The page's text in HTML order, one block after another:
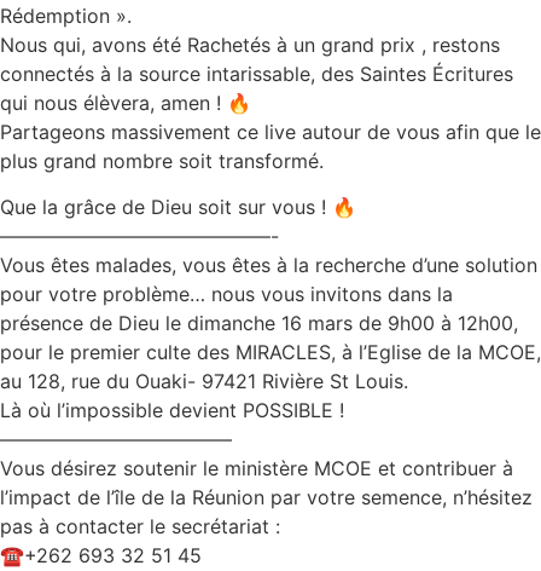
Rédemption ».
Nous qui, avons été Rachetés à un grand prix , restons
connectés à la source intarissable, des Saintes Écritures
qui nous élèvera, amen ! 🔥
Partageons massivement ce live autour de vous afin que le
plus grand nombre soit transformé.
Que la grâce de Dieu soit sur vous ! 🔥
——————————————-
Vous êtes malades, vous êtes à la recherche d’une solution
pour votre problème… nous vous invitons dans la
présence de Dieu le dimanche 16 mars de 9h00 à 12h00,
pour le premier culte des MIRACLES, à l’Eglise de la MCOE,
au 128, rue du Ouaki- 97421 Rivière St Louis.
Là où l’impossible devient POSSIBLE !
————————————
Vous désirez soutenir le ministère MCOE et contribuer à
l’impact de l’île de la Réunion par votre semence, n’hésitez
pas à contacter le secrétariat :
☎️+262 693 32 51 45